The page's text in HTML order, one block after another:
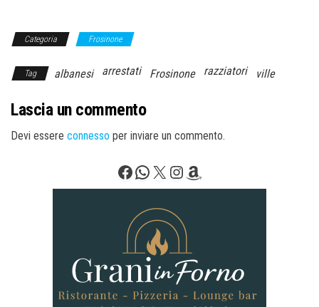
Categoria Frosinone
Tag albanesi arrestati Frosinone razziatori ville
Lascia un commento
Devi essere connesso per inviare un commento.
Facebook
WhatsApp
X Instagram
Amazon